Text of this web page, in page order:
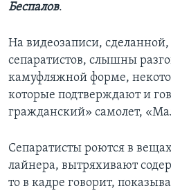
Беспалов.
На видеозаписи, сделанной,
сепаратистов, слышны
камуфляжной форме,
которые подтверждают и
гражданский» самолет,
Сепаратисты роются в
лайнера, вытряхивают
то в кадре говорит,